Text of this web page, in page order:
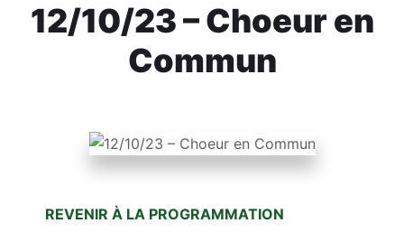
12/10/23 – Choeur en
Commun
REVENIR À LA PROGRAMMATION